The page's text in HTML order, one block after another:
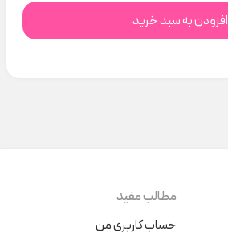
افزودن به سبد خرید
مطالب مفید
حساب کاربری من